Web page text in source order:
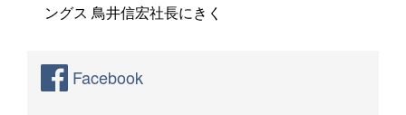
ングス 鳥井信宏社長にきく
Facebook